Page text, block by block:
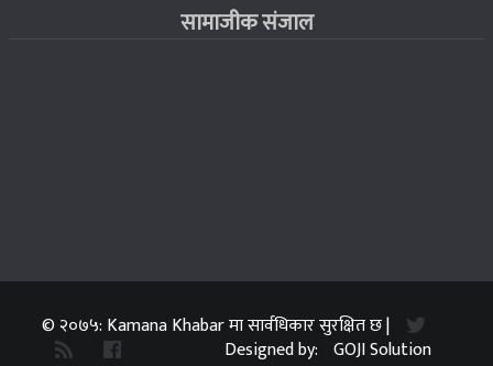
सामाजीक संजाल
© २०७५: Kamana Khabar मा सार्वधिकार सुरक्षित छ |
Designed by: GOJI Solution